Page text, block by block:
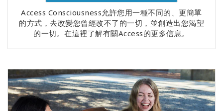
Access Consciousness允許您用一種不同的、更簡單
的方式，去改變您曾經改不了的一切，並創造出您渴望
的一切。在這裡了解有關Access的更多信息。